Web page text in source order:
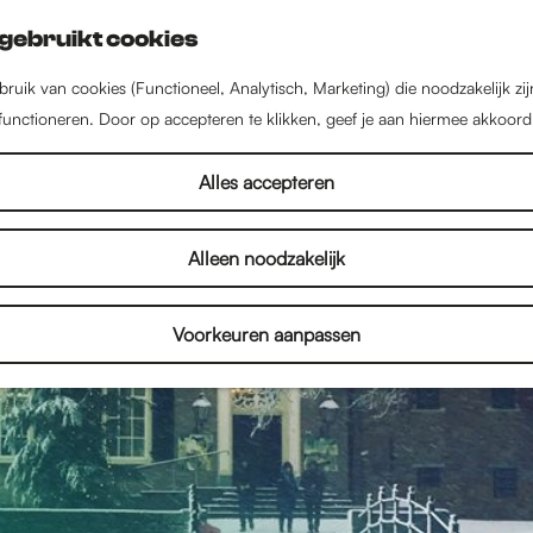
cookies
van cookies (Functioneel, Analytisch, Marketing) die noodzakelijk
Door op accepteren te klikken, geef je aan hiermee
Alles accepteren
Alleen noodzakelijk
Voorkeuren aanpassen